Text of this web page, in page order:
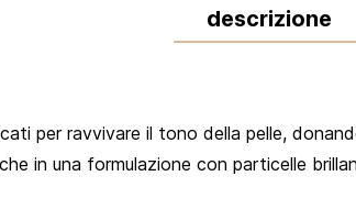
descrizione
per ravvivare il tono della pelle,
in una formulazione con particelle